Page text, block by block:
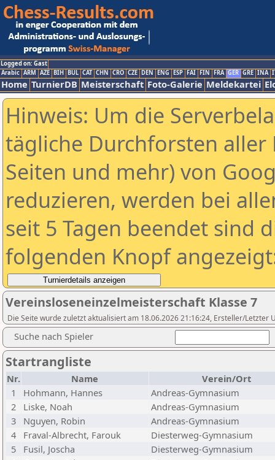
Logged on: Gast
Arabic ARM AZE BIH BUL CAT CHN CRO CZE DEN ENG ESP FAI FIN FRA GER GRE INA
Home TurnierDB Meisterschaft Foto-Galerie Meldekartei
Hinweis: Um die
tägliche Durchforsten aller
Seiten und mehr) von
reduzieren, werden bei
seit 5 Tagen beendet sind
folgenden Knopf
Vereinsloseneinzelmeisterschaft Klasse 7
Die Seite wurde zuletzt aktualisiert am 18.06.2026 21:16:24, Ersteller/Letzter
Suche nach Spieler
Startrangliste
Nr. Name
Verein/Ort
1
Hohmann, Hannes
Andreas-Gymnasium
2
Liske, Noah
Andreas-Gymnasium
3
Nguyen, Robin
Andreas-Gymnasium
4
Fraval-Albrecht, Farouk
Diesterweg-Gymnasium
5
Fusil, Joscha
Diesterweg-Gymnasium